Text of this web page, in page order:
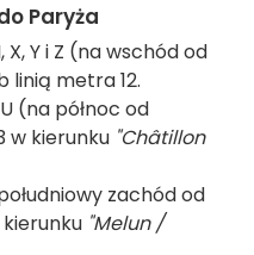
Paryża
X, Y i Z (na wschód od
linią metra 12.
U (na północ od
w kierunku "Châtillon
zachód od
kierunku "Melun /